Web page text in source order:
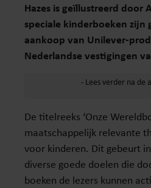
Hazes is geïllustreerd door
speciale kinderboeken
aankoop van Unilever-
Nederlandse vestigingen
De titelreeks ‘Onze
maatschappelijk relevante
voor kinderen. Dit gebeurt
diverse goede doelen die
boeken de lezers kunnen